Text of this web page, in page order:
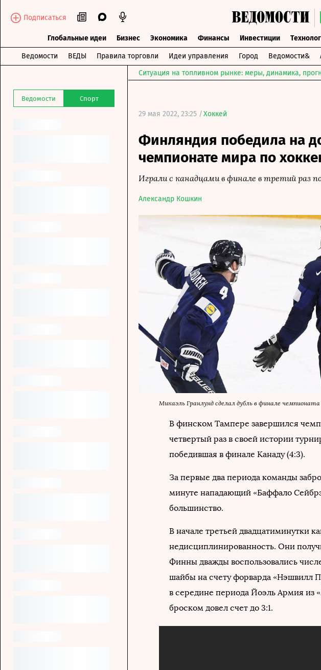
Подписаться
Глобальные идеи Бизнес Экономика Финансы Инвестиции
Ведомости ВЕДЫ Правила торговли Идеи управления Город Ведомости&
Ведомости Спорт
Ситуация на топливном рынке: меры, динамика,
29 мая 2022, 23:25 /Хоккей
Финляндия победила на
чемпионате мира по
Играли с канадцами в финале в третий раз
Александр Кошкин
Микаэль Гранлунд сделал дубль в финале
В финском Тампере завершился
четвертый раз в своей истории
победившая в финале Канаду (4:3).
За первые два периода команды
минуте нападающий «Баффало
большинство.
В начале третьей двадцатиминутки
недисциплинированность. Они
Финны дважды воспользовались
шайбы на счету форварда «Нэшвилл
в середине периода Йоэль Армия из
броском довел счет до 3:1.